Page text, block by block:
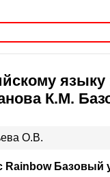
К.М.
О.В.
Rainbow Базовый